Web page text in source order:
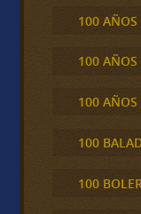
100 AÑOS
100 AÑOS
100 AÑOS
100
100